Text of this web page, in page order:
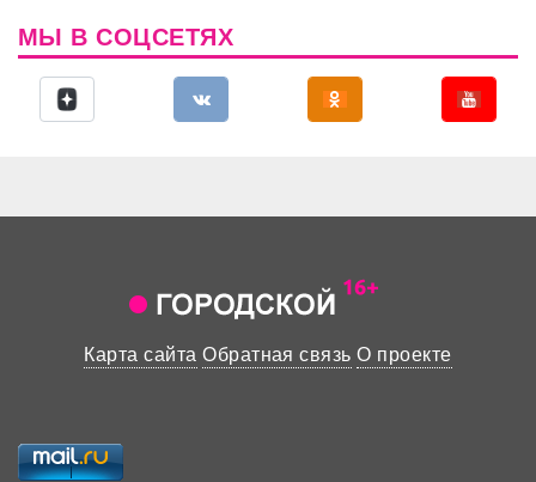
МЫ В СОЦСЕТЯХ
Карта сайта Обратная связь О проекте